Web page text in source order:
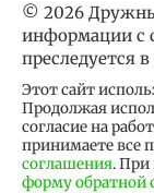
© 2026
информации с
преследуется
Этот сайт
Продолжая
согласие на
принимаете все
соглашения. При
форму обратной